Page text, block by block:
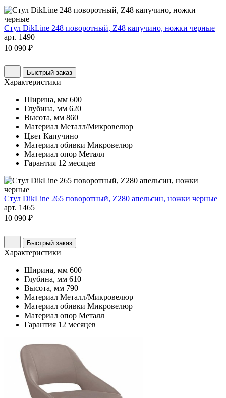
Стул DikLine 248 поворотный, Z48 капучино, ножки черные
арт. 1490
10 090 ₽
Быстрый заказ
Характеристики
Ширина, мм 600
Глубина, мм 620
Высота, мм 860
Материал Металл/Микровелюр
Цвет Капучино
Материал обивки Микровелюр
Материал опор Металл
Гарантия 12 месяцев
Стул DikLine 265 поворотный, Z280 апельсин, ножки черные
арт. 1465
10 090 ₽
Быстрый заказ
Характеристики
Ширина, мм 600
Глубина, мм 610
Высота, мм 790
Материал Металл/Микровелюр
Материал обивки Микровелюр
Материал опор Металл
Гарантия 12 месяцев